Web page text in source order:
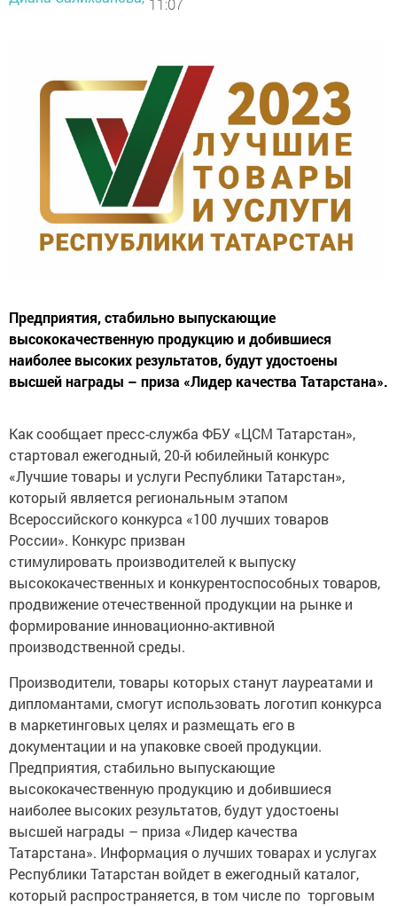
11:07
Предприятия, стабильно выпускающие
высококачественную продукцию и добившиеся
наиболее высоких результатов, будут удостоены
высшей награды – приза «Лидер качества Татарстана».
Как сообщает пресс-служба ФБУ «ЦСМ Татарстан»,
стартовал ежегодный, 20-й юбилейный конкурс
«Лучшие товары и услуги Республики Татарстан»,
который является региональным этапом
Всероссийского конкурса «100 лучших товаров
России». Конкурс призван
стимулировать производителей к выпуску
высококачественных и конкурентоспособных товаров,
продвижение отечественной продукции на рынке и
формирование инновационно-активной
производственной среды.
Производители, товары которых станут лауреатами и
дипломантами, смогут использовать логотип конкурса
в маркетинговых целях и размещать его в
документации и на упаковке своей продукции.
Предприятия, стабильно выпускающие
высококачественную продукцию и добившиеся
наиболее высоких результатов, будут удостоены
высшей награды – приза «Лидер качества
Татарстана». Информация о лучших товарах и услугах
Республики Татарстан войдет в ежегодный каталог,
который распространяется, в том числе по торговым